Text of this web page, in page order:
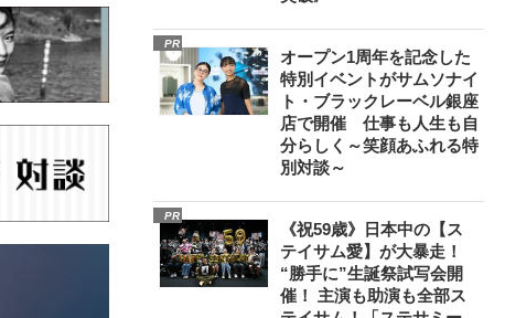
PR
オープン1周年を記念した
特別イベントがサムソナイ
ト・ブラックレーベル銀座
店で開催 仕事も人生も自
分らしく～笑顔あふれる特
別対談～
PR
《祝59歳》日本中の【ス
テイサム愛】が大暴走！
“勝手に”生誕祭試写会開
催！ 主演も助演も全部ス